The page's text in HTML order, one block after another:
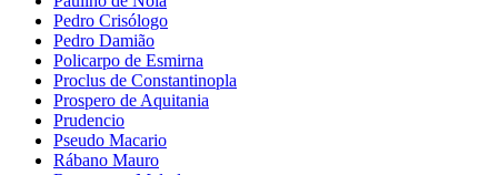
Pedro Crisólogo
Pedro Damião
Policarpo de Esmirna
Proclus de Constantinopla
Prospero de Aquitania
Prudencio
Pseudo Macario
Rábano Mauro